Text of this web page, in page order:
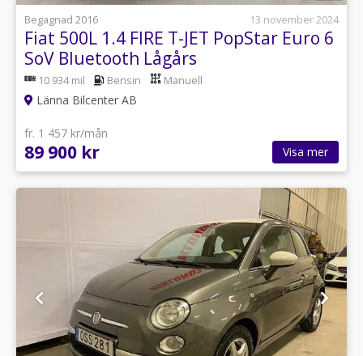
Begagnad 2016
13 november 2024
Fiat 500L 1.4 FIRE T-JET PopStar Euro 6
SoV Bluetooth Lågårs
10 934 mil Bensin Manuell
Länna Bilcenter AB
fr. 1 457 kr/mån
89 900 kr Visa mer